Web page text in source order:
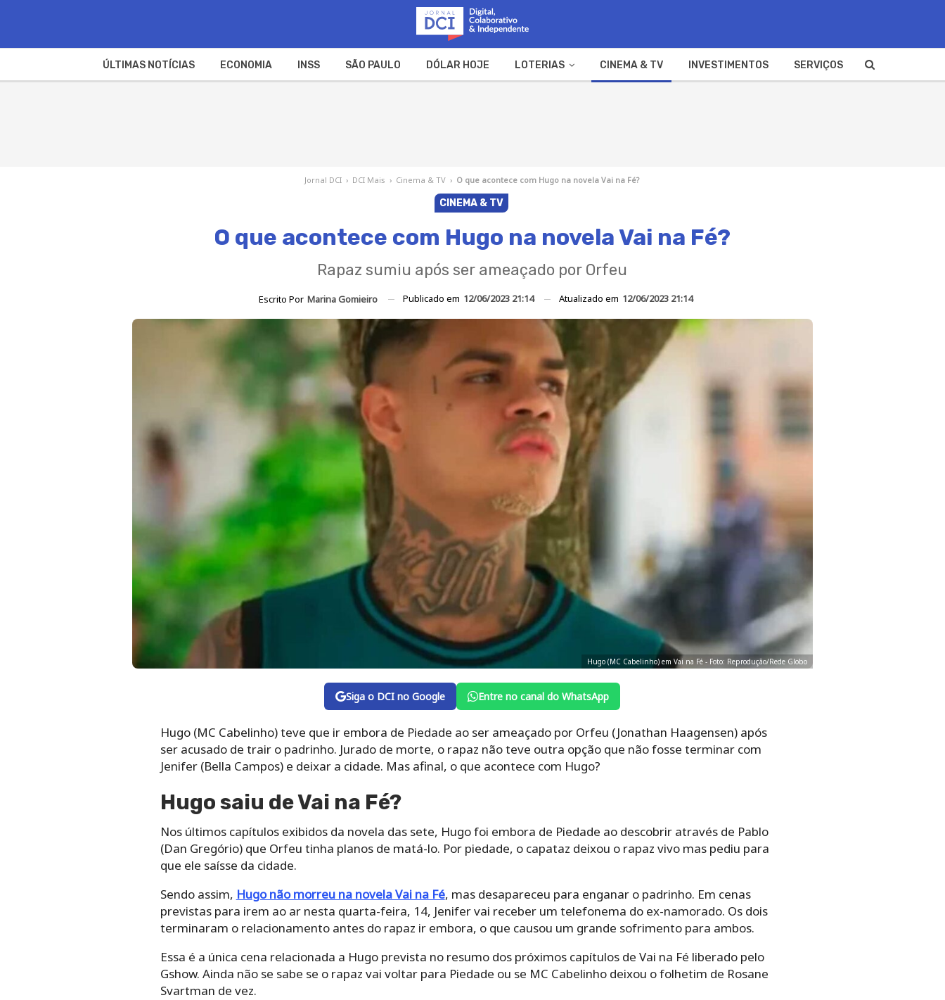
ÚLTIMAS NOTÍCIAS ECONOMIA INSS SÃO PAULO DÓLAR HOJE LOTERIAS CINEMA & TV INVESTIMENTOS SERVIÇOS
Jornal DCI › DCI Mais › Cinema & TV › O que acontece com Hugo na novela Vai na Fé?
CINEMA & TV
O que acontece com Hugo na novela Vai na Fé?
Rapaz sumiu após ser ameaçado por Orfeu
Escrito Por Marina Gomieiro Publicado em 12/06/2023 21:14 Atualizado em 12/06/2023 21:14
Hugo (MC Cabelinho) em Vai na Fé - Foto: Reprodução/Rede Globo
Siga o DCI no Google Entre no canal do WhatsApp
Hugo (MC Cabelinho) teve que ir embora de Piedade ao ser ameaçado por Orfeu (Jonathan Haagensen) após
ser acusado de trair o padrinho. Jurado de morte, o rapaz não teve outra opção que não fosse terminar com
Jenifer (Bella Campos) e deixar a cidade. Mas afinal, o que acontece com Hugo?
Hugo saiu de Vai na Fé?
Nos últimos capítulos exibidos da novela das sete, Hugo foi embora de Piedade ao descobrir através de Pablo
(Dan Gregório) que Orfeu tinha planos de matá-lo. Por piedade, o capataz deixou o rapaz vivo mas pediu para
que ele saísse da cidade.
Sendo assim, Hugo não morreu na novela Vai na Fé, mas desapareceu para enganar o padrinho. Em cenas
previstas para irem ao ar nesta quarta-feira, 14, Jenifer vai receber um telefonema do ex-namorado. Os dois
terminaram o relacionamento antes do rapaz ir embora, o que causou um grande sofrimento para ambos.
Essa é a única cena relacionada a Hugo prevista no resumo dos próximos capítulos de Vai na Fé liberado pelo
Gshow. Ainda não se sabe se o rapaz vai voltar para Piedade ou se MC Cabelinho deixou o folhetim de Rosane
Svartman de vez.